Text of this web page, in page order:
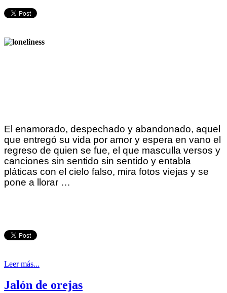
El enamorado, despechado y abandonado, aquel
que entregó su vida por amor y espera en vano el
regreso de quien se fue, el que masculla versos y
canciones sin sentido sin sentido y entabla
pláticas con el cielo falso, mira fotos viejas y se
pone a llorar …
Leer más...
Jalón de orejas